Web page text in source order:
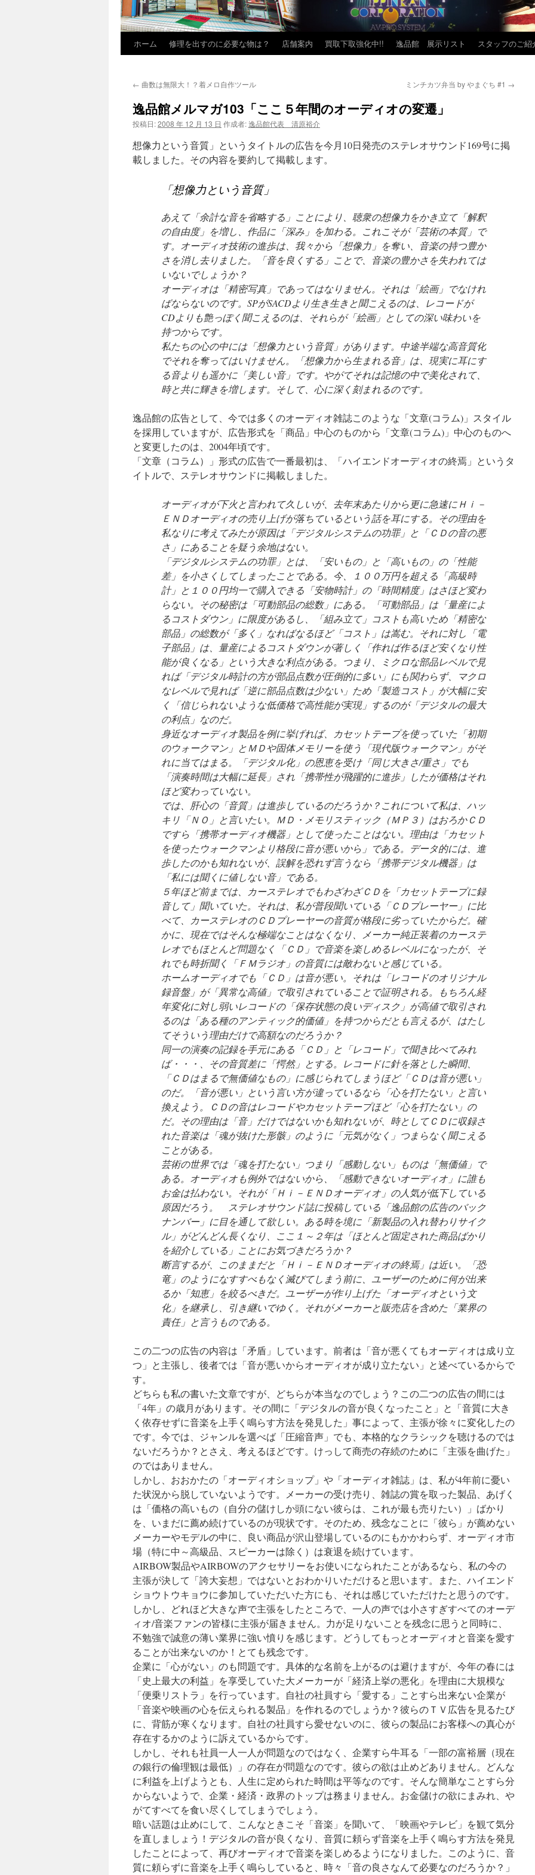
ホーム 修理を出すのに必要な物は？ 店舗案内 買取下取強化中!! 逸品館 展示リスト スタッフのご紹
← 曲数は無限大！？着メロ自作ツール ミンチカツ弁当 by やまぐち #1 →
逸品館メルマガ103「ここ５年間のオーディオの変遷」
投稿日:2008 年 12 月 13 日 作成者:逸品館代表 清原裕介
想像力という音質」というタイトルの広告を今月10日発売のステレオサウンド169号に掲
載しました。その内容を要約して掲載します。
「想像力という音質」
あえて「余計な音を省略する」ことにより、聴衆の想像力をかき立て「解釈
の自由度」を増し、作品に「深み」を加わる。これこそが「芸術の本質」で
す。オーディオ技術の進歩は、我々から「想像力」を奪い、音楽の持つ豊か
さを消し去りました。「音を良くする」ことで、音楽の豊かさを失われては
いないでしょうか？
オーディオは「精密写真」であってはなりません。それは「絵画」でなけれ
ばならないのです。SPがSACDより生き生きと聞こえるのは、レコードが
CDよりも艶っぽく聞こえるのは、それらが「絵画」としての深い味わいを
持つからです。
私たちの心の中には「想像力という音質」があります。中途半端な高音質化
でそれを奪ってはいけません。「想像力から生まれる音」は、現実に耳にす
る音よりも遥かに「美しい音」です。やがてそれは記憶の中で美化されて、
時と共に輝きを増します。そして、心に深く刻まれるのです。
逸品館の広告として、今では多くのオーディオ雑誌このような「文章(コラム)」スタイル
を採用していますが、広告形式を「商品」中心のものから「文章(コラム)」中心のものへ
と変更したのは、2004年頃です。
「文章（コラム）」形式の広告で一番最初は、「ハイエンドオーディオの終焉」というタ
イトルで、ステレオサウンドに掲載しました。
オーディオが下火と言われて久しいが、去年末あたりから更に急速にＨｉ－
ＥＮＤオーディオの売り上げが落ちているという話を耳にする。その理由を
私なりに考えてみたが原因は「デジタルシステムの功罪」と「ＣＤの音の悪
さ」にあることを疑う余地はない。
「デジタルシステムの功罪」とは、「安いもの」と「高いもの」の「性能
差」を小さくしてしまったことである。今、１００万円を超える「高級時
計」と１００円均一で購入できる「安物時計」の「時間精度」はさほど変わ
らない。その秘密は「可動部品の総数」にある。「可動部品」は「量産によ
るコストダウン」に限度があるし、「組み立て」コストも高いため「精密な
部品」の総数が「多く」なればなるほど「コスト」は嵩む。それに対し「電
子部品」は、量産によるコストダウンが著しく「作れば作るほど安くなり性
能が良くなる」という大きな利点がある。つまり、ミクロな部品レベルで見
れば「デジタル時計の方が部品点数が圧倒的に多い」にも関わらず、マクロ
なレベルで見れば「逆に部品点数は少ない」ため「製造コスト」が大幅に安
く「信じられないような低価格で高性能が実現」するのが「デジタルの最大
の利点」なのだ。
身近なオーディオ製品を例に挙げれば、カセットテープを使っていた「初期
のウォークマン」とＭＤや固体メモリーを使う「現代版ウォークマン」がそ
れに当てはまる。「デジタル化」の恩恵を受け「同じ大きさ/重さ」でも
「演奏時間は大幅に延長」され「携帯性が飛躍的に進歩」したが価格はそれ
ほど変わっていない。
では、肝心の「音質」は進歩しているのだろうか？これについて私は、ハッ
キリ「ＮＯ」と言いたい。ＭＤ・メモリスティック（ＭＰ３）はおろかＣＤ
ですら「携帯オーディオ機器」として使ったことはない。理由は「カセット
を使ったウォークマンより格段に音が悪いから」である。データ的には、進
歩したのかも知れないが、誤解を恐れず言うなら「携帯デジタル機器」は
「私には聞くに値しない音」である。
５年ほど前までは、カーステレオでもわざわざＣＤを「カセットテープに録
音して」聞いていた。それは、私が普段聞いている「ＣＤプレーヤー」に比
べて、カーステレオのＣＤプレーヤーの音質が格段に劣っていたからだ。確
かに、現在ではそんな極端なことはなくなり、メーカー純正装着のカーステ
レオでもほとんど問題なく「ＣＤ」で音楽を楽しめるレベルになったが、そ
れでも時折聞く「ＦＭラジオ」の音質には敵わないと感じている。
ホームオーディオでも「ＣＤ」は音が悪い。それは「レコードのオリジナル
録音盤」が「異常な高値」で取引されていることで証明される。もちろん経
年変化に対し弱いレコードの「保存状態の良いディスク」が高値で取引され
るのは「ある種のアンティック的価値」を持つからだとも言えるが、はたし
てそういう理由だけで高額なのだろうか？
同一の演奏の記録を手元にある「ＣＤ」と「レコード」で聞き比べてみれ
ば・・・、その音質差に「愕然」とする。レコードに針を落とした瞬間、
「ＣＤはまるで無価値なもの」に感じられてしまうほど「ＣＤは音が悪い」
のだ。「音が悪い」という言い方が違っているなら「心を打たない」と言い
換えよう。ＣＤの音はレコードやカセットテープほど「心を打たない」の
だ。その理由は「音」だけではないかも知れないが、時としてＣＤに収録さ
れた音楽は「魂が抜けた形骸」のように「元気がなく」つまらなく聞こえる
ことがある。
芸術の世界では「魂を打たない」つまり「感動しない」ものは「無価値」で
ある。オーディオも例外ではないから、「感動できないオーディオ」に誰も
お金は払わない。それが「Ｈｉ－ＥＮＤオーディオ」の人気が低下している
原因だろう。 ステレオサウンド誌に投稿している「逸品館の広告のバック
ナンバー」に目を通して欲しい。ある時を境に「新製品の入れ替わりサイク
ル」がどんどん長くなり、ここ１～２年は「ほとんど固定された商品ばかり
を紹介している」ことにお気づきだろうか？
断言するが、このままだと「Ｈｉ－ＥＮＤオーディオの終焉」は近い。「恐
竜」のようになすすべもなく滅びてしまう前に、ユーザーのために何が出来
るか「知恵」を絞るべきだ。ユーザーが作り上げた「オーディオという文
化」を継承し、引き継いでゆく。それがメーカーと販売店を含めた「業界の
責任」と言うものである。
この二つの広告の内容は「矛盾」しています。前者は「音が悪くてもオーディオは成り立
つ」と主張し、後者では「音が悪いからオーディオが成り立たない」と述べているからで
す。
どちらも私の書いた文章ですが、どちらが本当なのでしょう？この二つの広告の間には
「4年」の歳月があります。その間に「デジタルの音が良くなったこと」と「音質に大き
く依存せずに音楽を上手く鳴らす方法を発見した」事によって、主張が徐々に変化したの
です。今では、ジャンルを選べば「圧縮音声」でも、本格的なクラシックを聴けるのでは
ないだろうか？とさえ、考えるほどです。けっして商売の存続のために「主張を曲げた」
のではありません。
しかし、おおかたの「オーディオショップ」や「オーディオ雑誌」は、私が4年前に憂い
た状況から脱していないようです。メーカーの受け売り、雑誌の賞を取った製品、あげく
は「価格の高いもの（自分の儲けしか頭にない彼らは、これが最も売りたい）」ばかり
を、いまだに薦め続けているのが現状です。そのため、残念なことに「彼ら」が薦めない
メーカーやモデルの中に、良い商品が沢山登場しているのにもかかわらず、オーディオ市
場（特に中～高級品、スピーカーは除く）は衰退を続けています。
AIRBOW製品やAIRBOWのアクセサリーをお使いになられたことがあるなら、私の今の
主張が決して「誇大妄想」ではないとおわかりいただけると思います。また、ハイエンド
ショウトウキョウに参加していただいた方にも、それは感じていただけたと思うのです。
しかし、どれほど大きな声で主張をしたところで、一人の声では小さすぎすべてのオーデ
ィオ/音楽ファンの皆様に主張が届きません。力が足りないことを残念に思うと同時に、
不勉強で誠意の薄い業界に強い憤りを感じます。どうしてもっとオーディオと音楽を愛す
ることが出来ないのか！とても残念です。
企業に「心がない」のも問題です。具体的な名前を上がるのは避けますが、今年の春には
「史上最大の利益」を享受していた大メーカーが「経済上挙の悪化」を理由に大規模な
「便乗リストラ」を行っています。自社の社員すら「愛する」ことすら出来ない企業が
「音楽や映画の心を伝えられる製品」を作れるのでしょうか？彼らのＴＶ広告を見るたび
に、背筋が寒くなります。自社の社員すら愛せないのに、彼らの製品にお客様への真心が
存在するかのように訴えているからです。
しかし、それも社員一人一人が問題なのではなく、企業すら牛耳る「一部の富裕層（現在
の銀行の倫理観は最低）」の存在が問題なのです。彼らの欲は止めどありません。どんな
に利益を上げようとも、人生に定められた時間は平等なのです。そんな簡単なことすら分
からないようで、企業・経済・政界のトップは務まりません。お金儲けの欲にまみれ、や
がてすべてを食い尽くしてしまうでしょう。
暗い話題は止めにして、こんなときこそ「音楽」を聞いて、「映画やテレビ」を観て気分
を直しましょう！デジタルの音が良くなり、音質に頼らず音楽を上手く鳴らす方法を発見
したことによって、再びオーディオで音楽を楽しめるようになりました。このように、音
質に頼らずに音楽を上手く鳴らしていると、時々「音の良さなんて必要なのだろうか？」